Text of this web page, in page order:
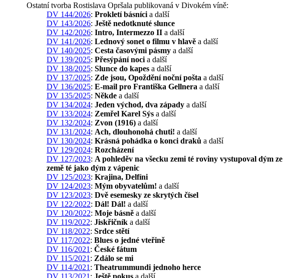
Ostatní tvorba Rostislava Opršala publikovaná v Divokém víně:
DV 144/2026: Prokletí básníci a další
DV 143/2026: Ještě nedotknuté slunce
DV 142/2026: Intro, Intermezzo II a další
DV 141/2026: Lednový sonet o filmu v hlavě a další
DV 140/2025: Cesta časovými pásmy a další
DV 139/2025: Přesýpání noci a další
DV 138/2025: Slunce do kapes a další
DV 137/2025: Zde jsou, Opoždění noční pošta a další
DV 136/2025: E-mail pro Františka Gellnera a další
DV 135/2025: Někde a další
DV 134/2024: Jeden východ, dva západy a další
DV 133/2024: Zemřel Karel Sýs a další
DV 132/2024: Zvon (1916) a další
DV 131/2024: Ach, dlouhonohá chuti! a další
DV 130/2024: Krásná pohádka o konci draků a další
DV 129/2024: Rozcházení
DV 127/2023: A pohleděv na všecku zemi té roviny vystupoval dým ze
země té jako dým z vápenic
DV 125/2023: Krajina, Delfíni
DV 124/2023: Mým obyvatelům! a další
DV 123/2023: Dvě esemesky ze skrytých čísel
DV 122/2022: Dál! Dál! a další
DV 120/2022: Moje básně a další
DV 119/2022: Jiskřičník a další
DV 118/2022: Srdce stětí
DV 117/2022: Blues o jedné vteřině
DV 116/2021 : České fátum
DV 115/2021 : Zdálo se mi
DV 114/2021 : Theatrummundi jednoho herce
DV 113/2021 : Ještě pokus a další